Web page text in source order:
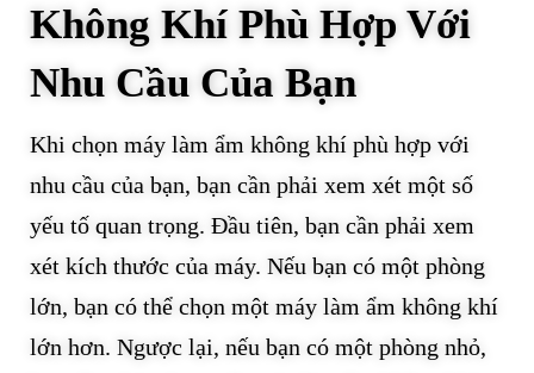
Không Khí Phù Hợp Với
Nhu Cầu Của Bạn
Khi chọn máy làm ẩm không khí phù hợp với
nhu cầu của bạn, bạn cần phải xem xét một số
yếu tố quan trọng. Đầu tiên, bạn cần phải xem
xét kích thước của máy. Nếu bạn có một phòng
lớn, bạn có thể chọn một máy làm ẩm không khí
lớn hơn. Ngược lại, nếu bạn có một phòng nhỏ,